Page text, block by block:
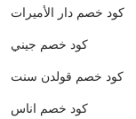
كود خصم دار الأميرات
كود خصم جيني
كود خصم قولدن سنت
كود خصم اناس